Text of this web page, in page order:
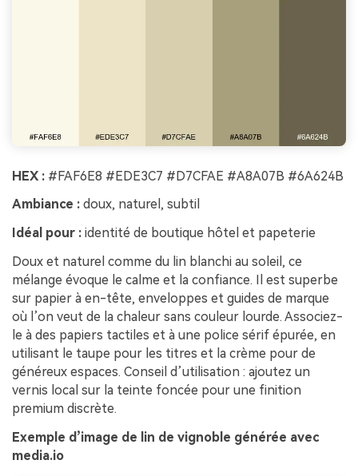
HEX : #FAF6E8 #EDE3C7 #D7CFAE #A8A07B #6A624B
Ambiance : doux, naturel, subtil
Idéal pour : identité de boutique hôtel et papeterie
Doux et naturel comme du lin blanchi au soleil, ce
mélange évoque le calme et la confiance. Il est superbe
sur papier à en-tête, enveloppes et guides de marque
où l’on veut de la chaleur sans couleur lourde. Associez-
le à des papiers tactiles et à une police sérif épurée, en
utilisant le taupe pour les titres et la crème pour de
généreux espaces. Conseil d’utilisation : ajoutez un
vernis local sur la teinte foncée pour une finition
premium discrète.
Exemple d’image de lin de vignoble générée avec
media.io